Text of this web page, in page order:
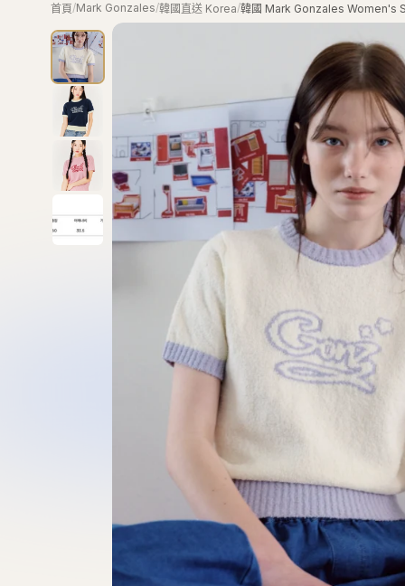
首頁/Mark Gonzales/韓國直送 Korea/韓國 Mark Gonzales Women's